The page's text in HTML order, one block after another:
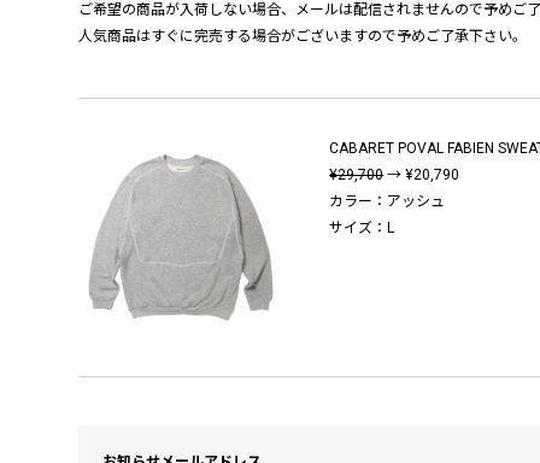
ご希望の商品が入荷しない場合、メールは配信されませんので予めご
人気商品はすぐに完売する場合がございますので予めご了承下さい。
CABARET POVAL FABIEN
¥29,700→ ¥20,790
カラー：アッシュ
サイズ：L